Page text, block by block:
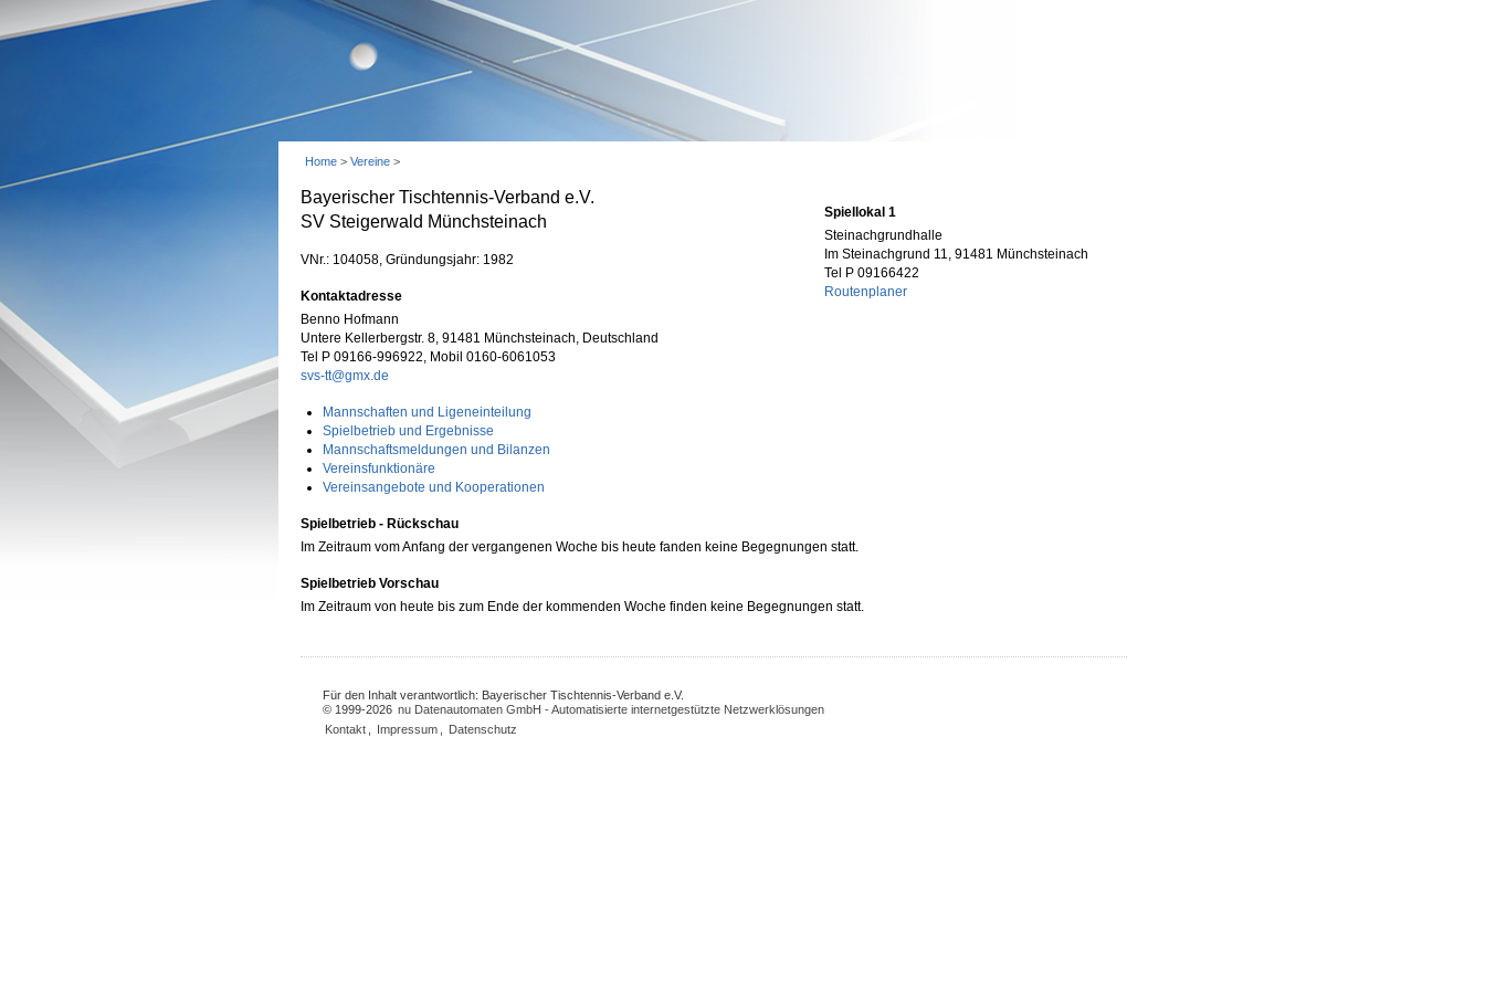
Home > Vereine >
Bayerischer Tischtennis-Verband e.V.
SV Steigerwald Münchsteinach
VNr.: 104058, Gründungsjahr: 1982
Kontaktadresse
Benno Hofmann
Untere Kellerbergstr. 8, 91481 Münchsteinach, Deutschland
Tel P 09166-996922, Mobil 0160-6061053
svs-tt@gmx.de
Mannschaften und Ligeneinteilung
Spielbetrieb und Ergebnisse
Mannschaftsmeldungen und Bilanzen
Vereinsfunktionäre
Vereinsangebote und Kooperationen
Spiellokal 1
Steinachgrundhalle
Im Steinachgrund 11, 91481 Münchsteinach
Tel P 09166422
Routenplaner
Spielbetrieb - Rückschau
Im Zeitraum vom Anfang der vergangenen Woche bis heute fanden keine Begegnungen statt.
Spielbetrieb Vorschau
Im Zeitraum von heute bis zum Ende der kommenden Woche finden keine Begegnungen statt.
Für den Inhalt verantwortlich: Bayerischer Tischtennis-Verband e.V.
© 1999-2026 nu Datenautomaten GmbH - Automatisierte internetgestützte Netzwerklösungen
Kontakt
Impressum Datenschutz